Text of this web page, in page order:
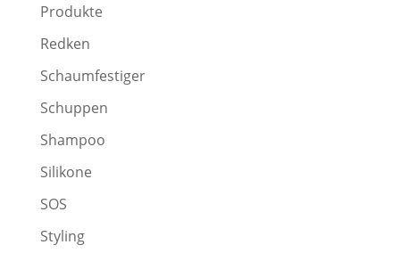
Produkte
Redken
Schaumfestiger
Schuppen
Shampoo
Silikone
SOS
Styling